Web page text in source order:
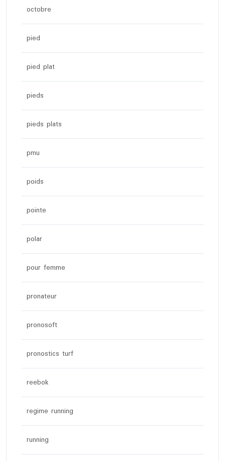
octobre
pied
pied plat
pieds
pieds plats
pmu
poids
pointe
polar
pour femme
pronateur
pronosoft
pronostics turf
reebok
regime running
running